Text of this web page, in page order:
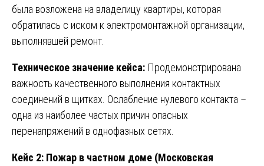
была возложена на владелицу квартиры, которая
обратилась с иском к электромонтажной организации,
выполнявшей ремонт.
Техническое значение кейса: Продемонстрирована
важность качественного выполнения контактных
соединений в щитках. Ослабление нулевого контакта –
одна из наиболее частых причин опасных
перенапряжений в однофазных сетях.
Кейс 2: Пожар в частном доме (Московская